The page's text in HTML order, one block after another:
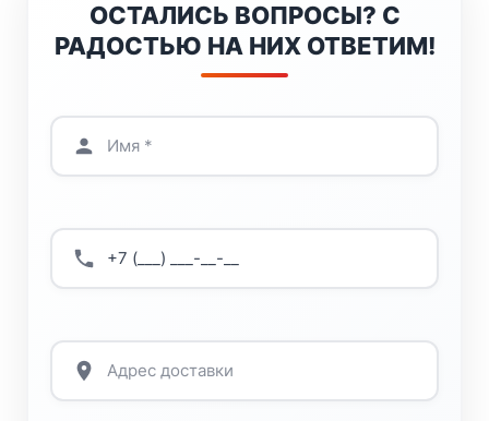
ОСТАЛИСЬ ВОПРОСЫ? С
РАДОСТЬЮ НА НИХ ОТВЕТИМ!